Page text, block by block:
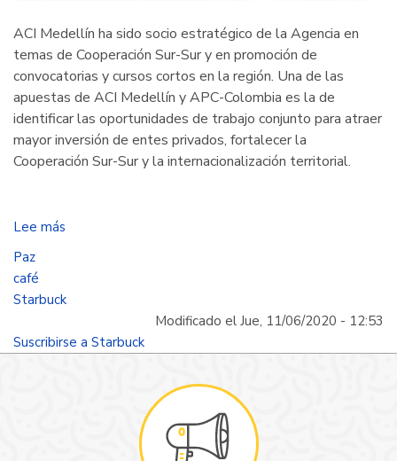
ACI Medellín ha sido socio estratégico de la Agencia en
temas de Cooperación Sur-Sur y en promoción de
convocatorias y cursos cortos en la región. Una de las
apuestas de ACI Medellín y APC-Colombia es la de
identificar las oportunidades de trabajo conjunto para atraer
mayor inversión de entes privados, fortalecer la
Cooperación Sur-Sur y la internacionalización territorial.
Lee más
Paz
café
Starbuck
Modificado el Jue, 11/06/2020 - 12:53
Suscribirse a Starbuck